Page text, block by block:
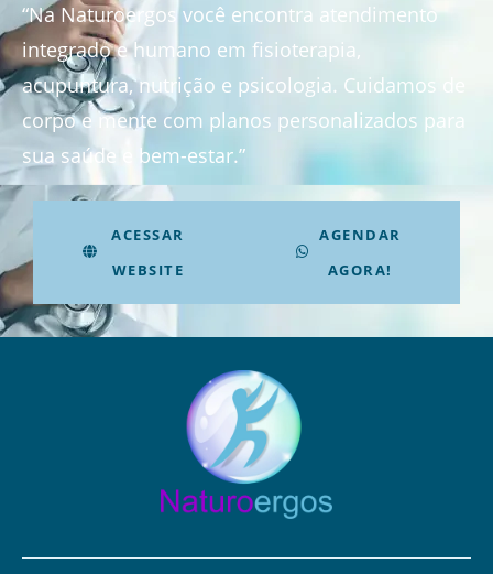
“Na Naturoergos você encontra atendimento
integrado e humano em fisioterapia,
acupuntura, nutrição e psicologia. Cuidamos de
corpo e mente com planos personalizados para
sua saúde e bem-estar.”
ACESSAR
WEBSITE
AGENDAR
AGORA!